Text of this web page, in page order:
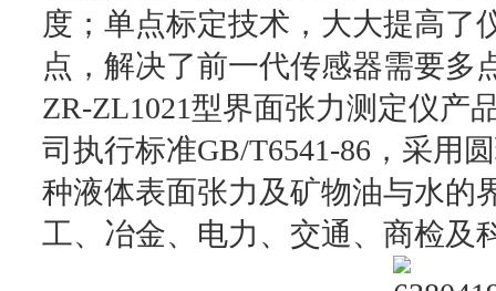
度；单点标定技术，大大提高了
点，解决了前一代传感器需要多
ZR-ZL1021型界面张力测定仪产
司执行标准GB/T6541-86，采用
种液体表面张力及矿物油与水的
工、冶金、电力、交通、商检及